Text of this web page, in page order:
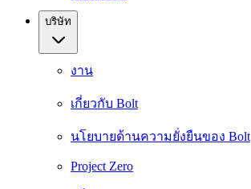
บริษัท
งาน
เกี่ยวกับ Bolt
นโยบายด้านความยั่งยืนของ Bolt
Project Zero